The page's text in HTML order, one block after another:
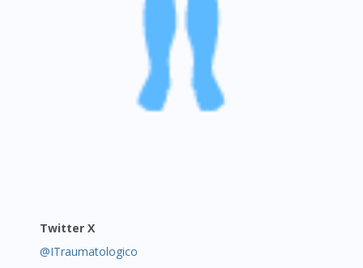
Twitter X
@ITraumatologico